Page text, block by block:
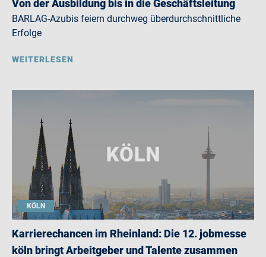
Von der Ausbildung bis in die Geschäftsleitung
BARLAG-Azubis feiern durchweg überdurchschnittliche
Erfolge
WEITERLESEN
KÖLN
Karrierechancen im Rheinland: Die 12. jobmesse
köln bringt Arbeitgeber und Talente zusammen